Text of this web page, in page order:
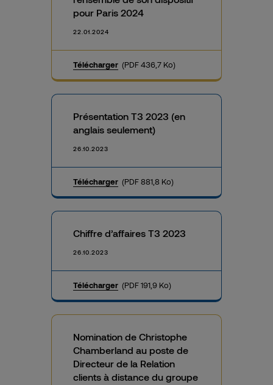
pour Paris 2024
22.01.2024
Télécharger (PDF 436,7 Ko)
Présentation T3 2023 (en
anglais seulement)
26.10.2023
Télécharger (PDF 881,8 Ko)
Chiffre d’affaires T3 2023
26.10.2023
Télécharger (PDF 191,9 Ko)
Nomination de Christophe
Chamberland au poste de
Directeur de la Relation
clients à distance du groupe